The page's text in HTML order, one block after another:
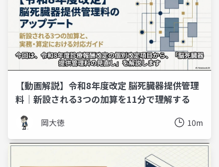
【動画解説】令和8年度改定 脳死臓器提供管理
料｜新設される3つの加算を11分で理解する
岡大徳 10m